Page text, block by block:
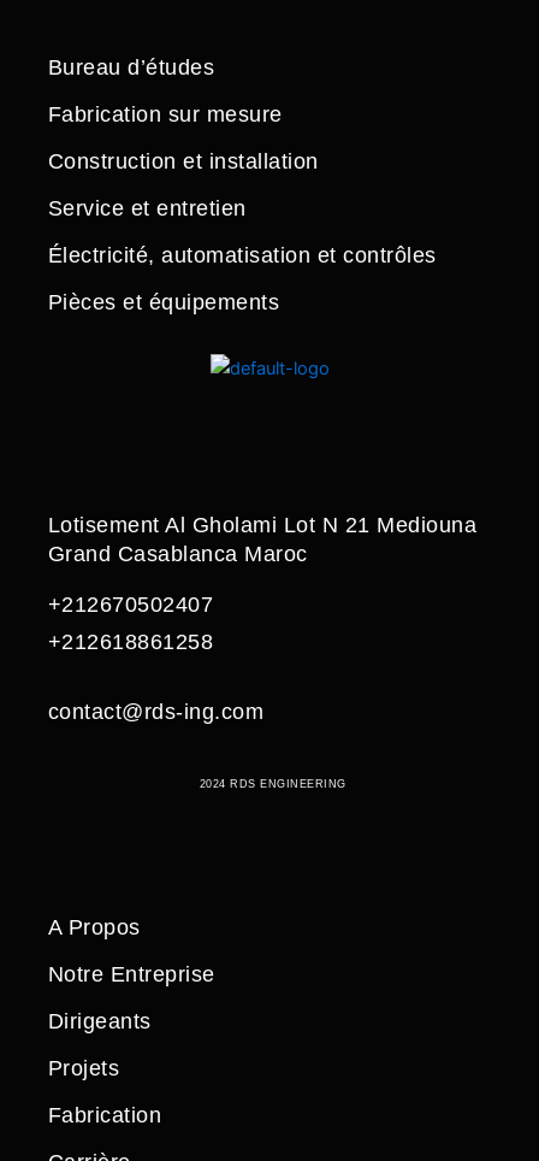
Bureau d’études
Fabrication sur mesure
Construction et installation
Service et entretien
Électricité, automatisation et contrôles
Pièces et équipements
Lotisement Al Gholami Lot N 21 Mediouna
Grand Casablanca Maroc
+212670502407
+212618861258
contact@rds-ing.com
2024 RDS ENGINEERING
A Propos
Notre Entreprise
Dirigeants
Projets
Fabrication